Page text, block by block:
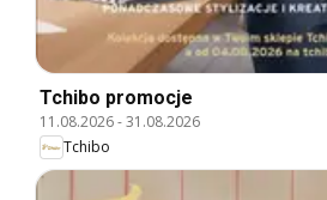
Tchibo promocje
11.08.2026-31.08.2026
Tchibo